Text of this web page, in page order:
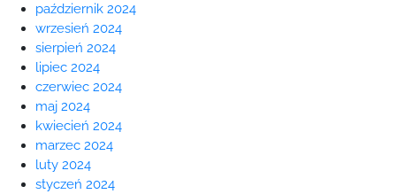
październik 2024
wrzesień 2024
sierpień 2024
lipiec 2024
czerwiec 2024
maj 2024
kwiecień 2024
marzec 2024
luty 2024
styczeń 2024